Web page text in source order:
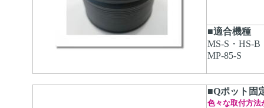
■適合機種
MS-S・HS-B
MP-85-S
■Qポット固
色々な取付方法